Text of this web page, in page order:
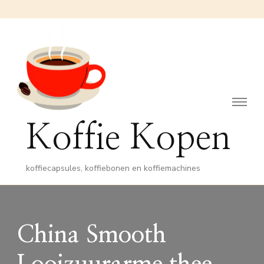
Koffie Kopen
koffiecapsules, koffiebonen en koffiemachines
China Smooth